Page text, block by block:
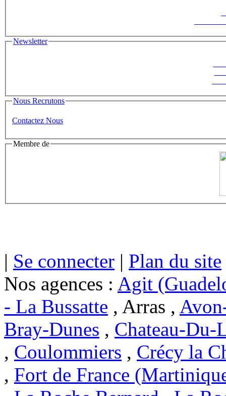
Newsletter
Nous Recrutons
Contactez Nous
Membre de
| Se connecter | Plan du site
Nos agences : Agit
- La Bussatte , Arras ,
Bray-Dunes , Chateau-Du-
, Coulommiers , Crécy la
, Fort de France